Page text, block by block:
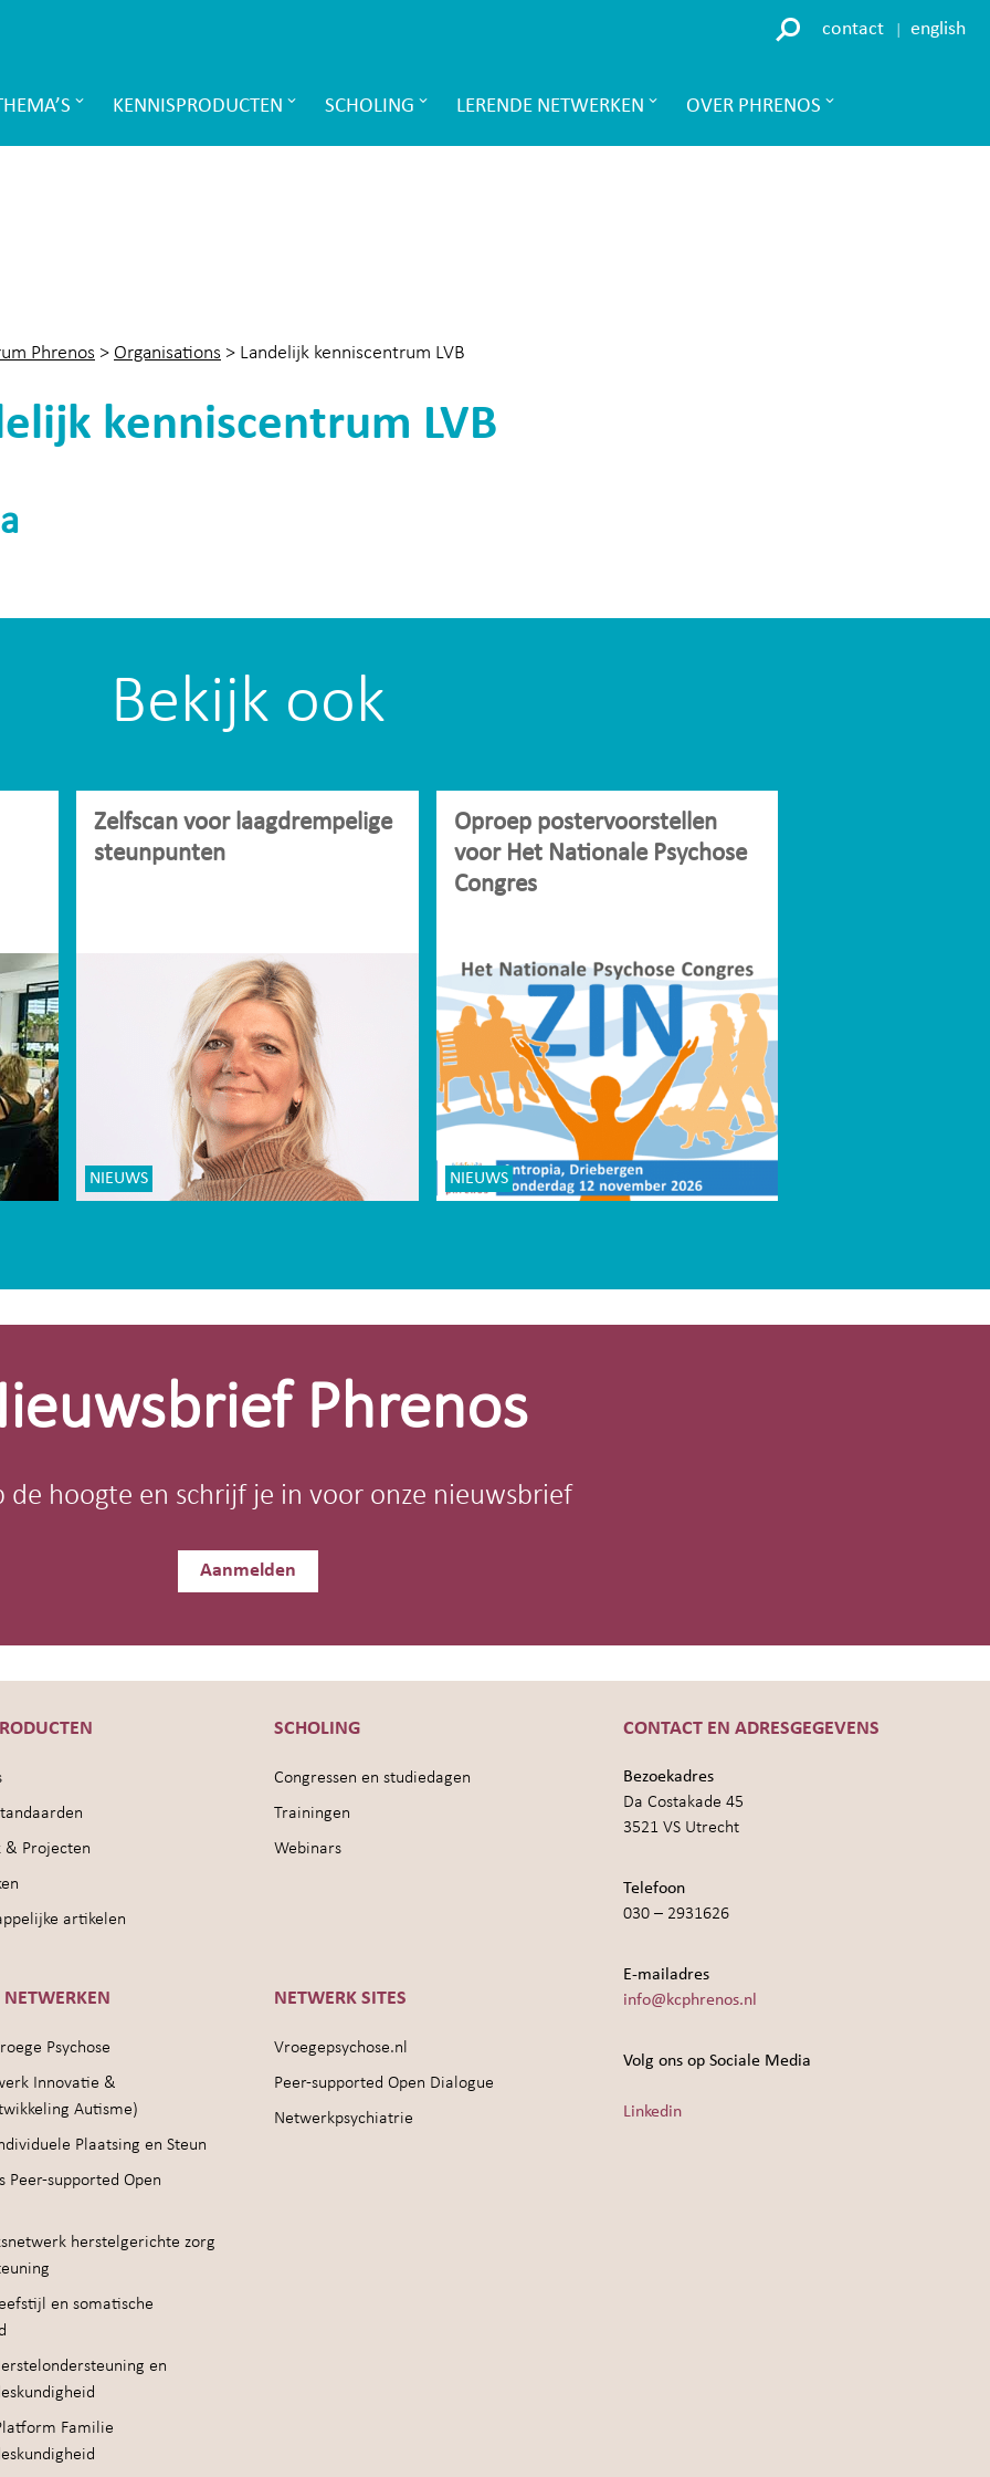
contact english
KENNISPRODUCTEN SCHOLING LERENDE NETWERKEN OVER PHRENOS
Phrenos > Organisations > Landelijk kenniscentrum LVB
kenniscentrum LVB
Bekijk ook
Zelfscan voor laagdrempelige
steunpunten
NIEUWS
Oproep postervoorstellen
voor Het Nationale Psychose
Congres
NIEUWS
Phrenos
de hoogte en schrijf je in voor onze nieuwsbrief
Aanmelden
& Projecten
artikelen
SCHOLING
Congressen en studiedagen
Trainingen
Webinars
NETWERKEN
Psychose
Innovatie &
Autisme)
Plaatsing en Steun
Peer-supported Open
herstelgerichte zorg
en somatische
en
Familie
NETWERK SITES
Vroegepsychose.nl
Peer-supported Open Dialogue
Netwerkpsychiatrie
CONTACT EN ADRESGEGEVENS
Bezoekadres
Da Costakade 45
3521 VS Utrecht
Telefoon
030 – 2931626
E-mailadres
info@kcphrenos.nl
Volg ons op Sociale Media
Linkedin